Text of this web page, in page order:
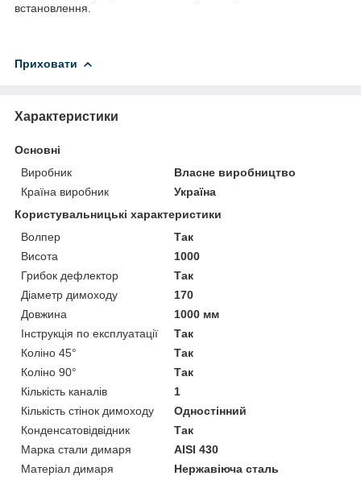
встановлення.
Приховати
Характеристики
Основні
Виробник
Власне виробництво
Країна виробник
Україна
Користувальницькі характеристики
Волпер
Так
Висота
1000
Грибок дефлектор
Так
Діаметр димоходу
170
Довжина
1000 мм
Інструкція по експлуатації
Так
Коліно 45°
Так
Коліно 90°
Так
Кількість каналів
1
Кількість стінок димоходу
Одностінний
Конденсатовідвідник
Так
Марка стали димаря
AISI 430
Матеріал димаря
Нержавіюча сталь